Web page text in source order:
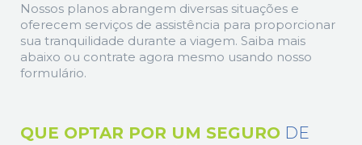
Nossos planos abrangem diversas situações e
oferecem serviços de assistência para proporcionar
sua tranquilidade durante a viagem. Saiba mais
abaixo ou contrate agora mesmo usando nosso
formulário.
QUE OPTAR POR UM SEGURO DE